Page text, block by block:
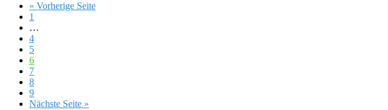
« Vorherige Seite
1
…
4
5
6
7
8
9
Nächste Seite »